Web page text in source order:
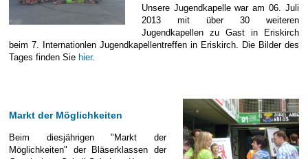
Unsere Jugendkapelle war am 06. Juli
2013 mit über 30 weiteren
Jugendkapellen zu Gast in Eriskirch
beim 7. Internationlen Jugendkapellentreffen in Eriskirch. Die Bilder des
Tages finden Sie hier.
Markt der Möglichkeiten
Beim diesjährigen "Markt der
Möglichkeiten" der Bläserklassen der